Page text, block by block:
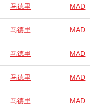
马德里 MAD
马德里 MAD
马德里 MAD
马德里 MAD
马德里 MAD